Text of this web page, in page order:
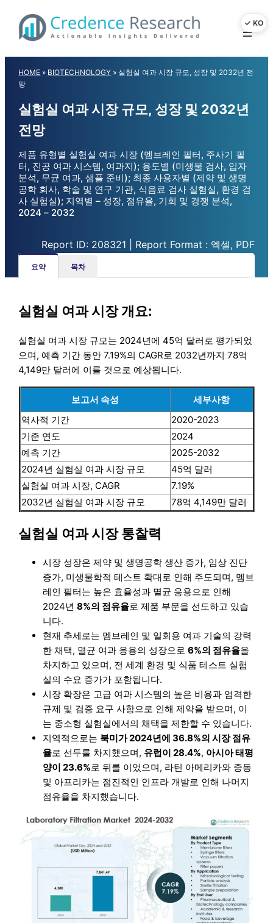
content
HOME » BIOTECHNOLOGY » 실험실 여과 시장 규모, 성장 및 2032년 전
망
실험실 여과 시장 규모, 성장 및 2032년
전망
제품 유형별 실험실 여과 시장 (멤브레인 필터, 주사기 필
터, 진공 여과 시스템, 여과지); 용도별 (미생물 검사, 입자
분석, 무균 여과, 샘플 준비); 최종 사용자별 (제약 및 생명
공학 회사, 학술 및 연구 기관, 식음료 검사 실험실, 환경 검
사 실험실); 지역별 – 성장, 점유율, 기회 및 경쟁 분석,
2024 – 2032
Report ID: 208321 | Report Format : 엑셀, PDF
요약 목차
실험실 여과 시장 개요:
실험실 여과 시장 규모는 2024년에 45억 달러로 평가되었
으며, 예측 기간 동안 7.19%의 CAGR로 2032년까지 78억
4,149만 달러에 이를 것으로 예상됩니다.
보고서 속성
세부사항
역사적 기간
2020-2023
기준 연도
2024
예측 기간
2025-2032
2024년 실험실 여과 시장 규모
45억 달러
실험실 여과 시장, CAGR
7.19%
2032년 실험실 여과 시장 규모
78억 4,149만 달러
실험실 여과 시장 통찰력
시장 성장은 제약 및 생명공학 생산 증가, 임상 진단
증가, 미생물학적 테스트 확대로 인해 주도되며, 멤브
레인 필터는 높은 효율성과 멸균 응용으로 인해
2024년8%의 점유율로 제품 부문을 선도하고 있습
니다.
현재 추세로는 멤브레인 및 일회용 여과 기술의 강력
한 채택, 멸균 여과 응용의 성장으로6%의 점유율을
차지하고 있으며, 전 세계 환경 및 식품 테스트 실험
실의 수요 증가가 포함됩니다.
시장 확장은 고급 여과 시스템의 높은 비용과 엄격한
규제 및 검증 요구 사항으로 인해 제약을 받으며, 이
는 중소형 실험실에서의 채택을 제한할 수 있습니다.
지역적으로는 북미가 2024년에 36.8%의 시장 점유
율로 선두를 차지했으며, 유럽이 28.4%, 아시아 태평
양이 23.6%로 뒤를 이었으며, 라틴 아메리카와 중동
및 아프리카는 점진적인 인프라 개발로 인해 나머지
점유율을 차지했습니다.